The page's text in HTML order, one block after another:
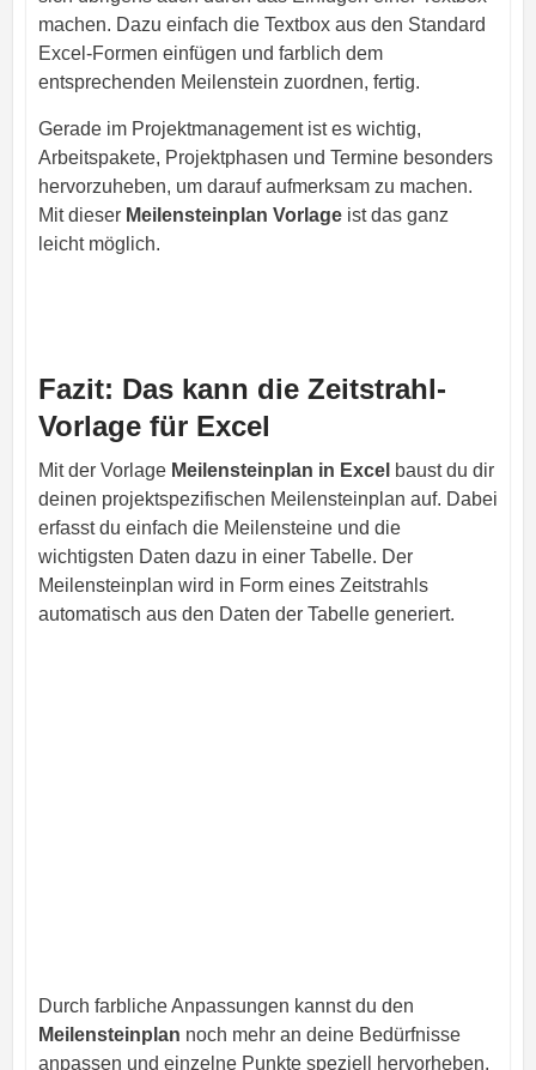
machen. Dazu einfach die Textbox aus den Standard
Excel-Formen einfügen und farblich dem
entsprechenden Meilenstein zuordnen, fertig.
Gerade im Projektmanagement ist es wichtig,
Arbeitspakete, Projektphasen und Termine besonders
hervorzuheben, um darauf aufmerksam zu machen.
Mit dieser Meilensteinplan Vorlageist das ganz
leicht möglich.
Fazit: Das kann die Zeitstrahl-
Vorlage für Excel
Mit der Vorlage Meilensteinplan in Excel baust du dir
deinen projektspezifischen Meilensteinplan auf. Dabei
erfasst du einfach die Meilensteine und die
wichtigsten Daten dazu in einer Tabelle. Der
Meilensteinplan wird in Form eines Zeitstrahls
automatisch aus den Daten der Tabelle generiert.
Durch farbliche Anpassungen kannst du den
Meilensteinplan noch mehr an deine Bedürfnisse
anpassen und einzelne Punkte speziell hervorheben.